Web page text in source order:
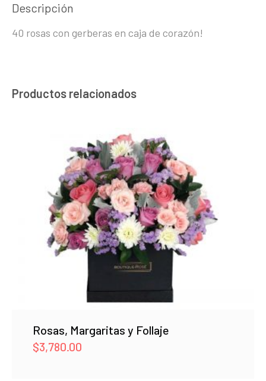
Descripción
40 rosas con gerberas en caja de corazón!
Productos relacionados
Rosas, Margaritas y Follaje
$3,780.00